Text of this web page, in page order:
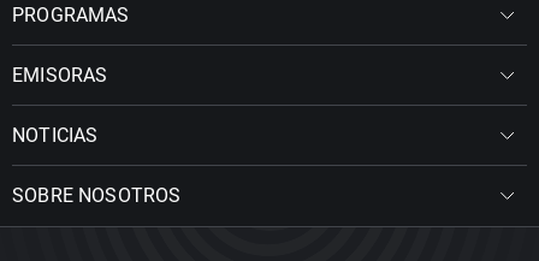
PROGRAMAS
EMISORAS
NOTICIAS
SOBRE NOSOTROS